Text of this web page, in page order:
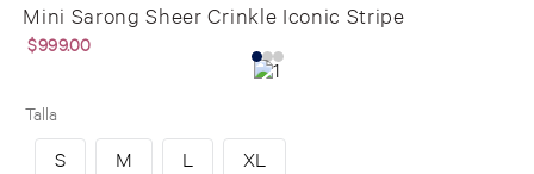
Mini Sarong Sheer Crinkle Iconic Stripe
$999.00
Talla
S M L XL